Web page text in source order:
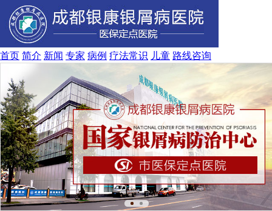
首页 简介 新闻 专家 病例 疗法常识 儿童 路线咨询